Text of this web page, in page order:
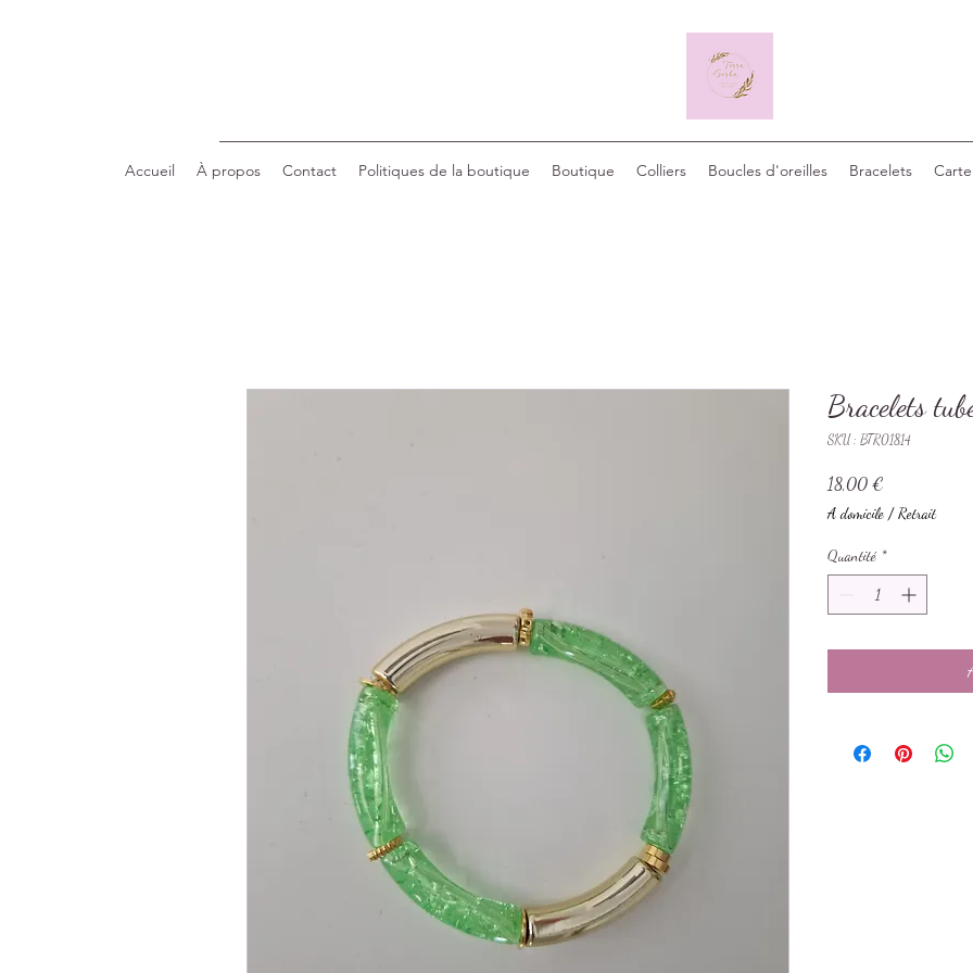
Accueil À propos Contact Politiques de la boutique Boutique Colliers Boucles d'oreilles Bracelets
Bracelets
SKU : BTR01814
18,00 €
A domicile / Retrait
Quantité *